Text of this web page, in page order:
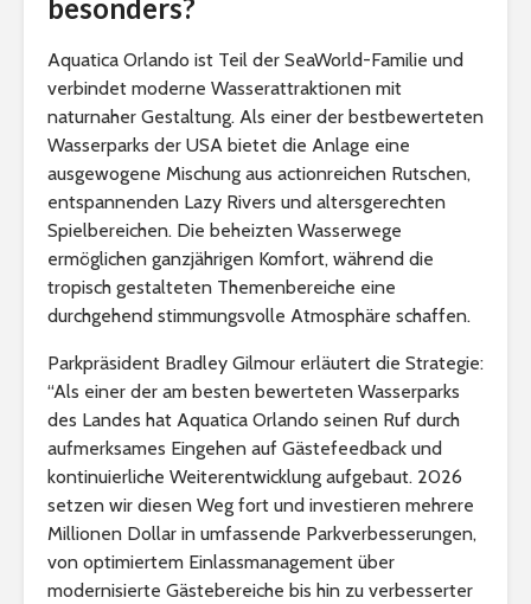
besonders?
Aquatica Orlando ist Teil der SeaWorld-Familie und
verbindet moderne Wasserattraktionen mit
naturnaher Gestaltung. Als einer der bestbewerteten
Wasserparks der USA bietet die Anlage eine
ausgewogene Mischung aus actionreichen Rutschen,
entspannenden Lazy Rivers und altersgerechten
Spielbereichen. Die beheizten Wasserwege
ermöglichen ganzjährigen Komfort, während die
tropisch gestalteten Themenbereiche eine
durchgehend stimmungsvolle Atmosphäre schaffen.
Parkpräsident Bradley Gilmour erläutert die Strategie:
“Als einer der am besten bewerteten Wasserparks
des Landes hat Aquatica Orlando seinen Ruf durch
aufmerksames Eingehen auf Gästefeedback und
kontinuierliche Weiterentwicklung aufgebaut. 2026
setzen wir diesen Weg fort und investieren mehrere
Millionen Dollar in umfassende Parkverbesserungen,
von optimiertem Einlassmanagement über
modernisierte Gästebereiche bis hin zu verbesserter